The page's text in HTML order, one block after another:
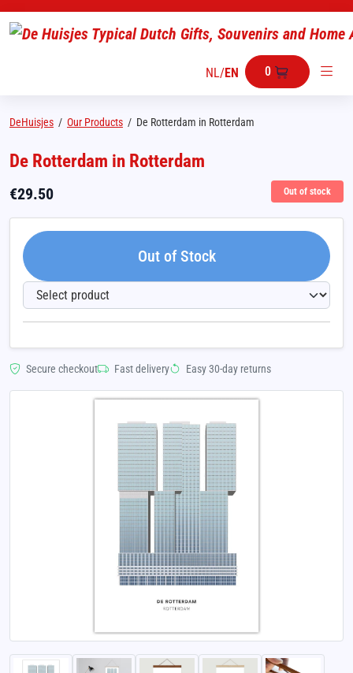
NL/EN 0
DeHuisjes / Our Products / De Rotterdam in Rotterdam
De Rotterdam in Rotterdam
€29.50 Out of stock
Out of Stock
Secure checkout Fast delivery Easy 30-day returns